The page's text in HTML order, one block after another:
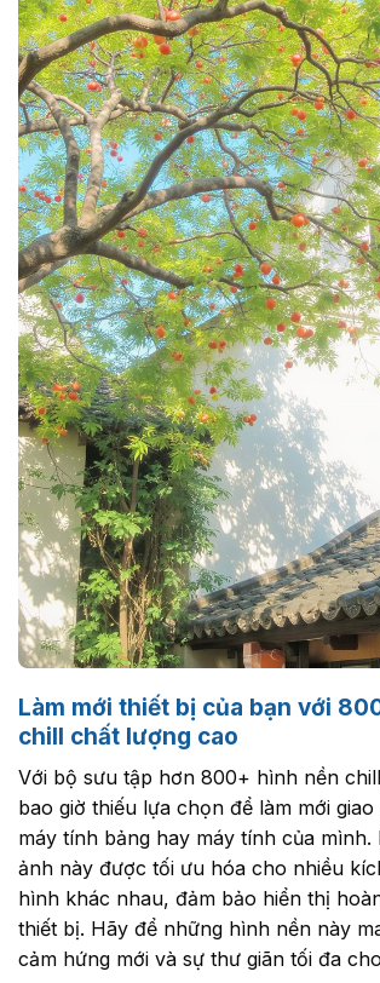
Làm mới thiết bị của bạn với
chill chất lượng cao
Với bộ sưu tập hơn 800+ hình nền
bao giờ thiếu lựa chọn để làm mới giao
máy tính bảng hay máy tính của
ảnh này được tối ưu hóa cho nhiều
hình khác nhau, đảm bảo hiển thị
thiết bị. Hãy để những hình nền này
cảm hứng mới và sự thư giãn tối đa